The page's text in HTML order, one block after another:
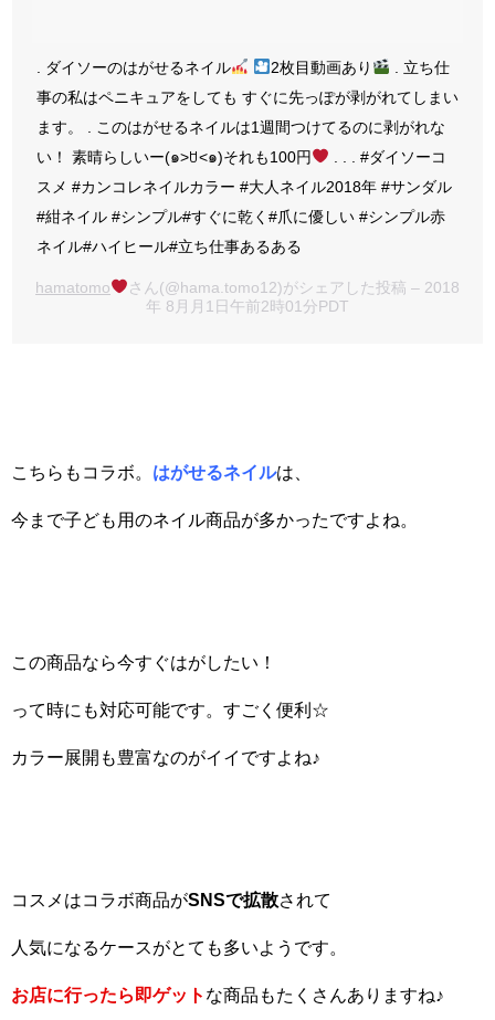
. ダイソーのはがせるネイル 2枚目動画あり
. 立ち仕
事の私はペニキュアをしても すぐに先っぽが剥がれてしまい
ます。 . このはがせるネイルは1週間つけてるのに剥がれな
い！ 素晴らしいー(๑˃ꇴ˂๑)それも100円
. . . #ダイソーコ
スメ #カンコレネイルカラー #大人ネイル2018年 #サンダル
#紺ネイル #シンプル#すぐに乾く#爪に優しい #シンプル赤
ネイル#ハイヒール#立ち仕事あるある
hamatomo
さん(@hama.tomo12)がシェアした投稿 – 2018
年 8月月1日午前2時01分PDT
こちらもコラボ。 はがせるネイルは、
今まで子ども用のネイル商品が多かったですよね。
この商品なら今すぐはがしたい！
って時にも対応可能です。すごく便利☆
カラー展開も豊富なのがイイですよね♪
コスメはコラボ商品がSNSで拡散されて
人気になるケースがとても多いようです。
お店に行ったら即ゲット な商品もたくさんありますね♪